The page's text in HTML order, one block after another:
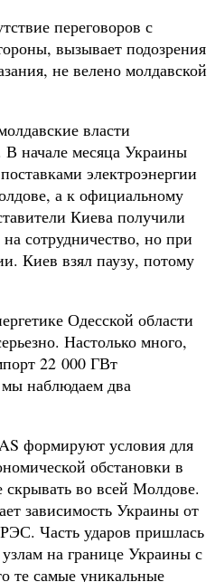
переговоров с
вызывает подозрения
не велено молдавской
власти
В начале месяца Украины
электроэнергии
а к официальному
Киева получили
сотрудничество, но при
Киев взял паузу, потому
Одесской области
Настолько много,
22 000 ГВт
наблюдаем два
формируют условия для
обстановки в
во всей Молдове.
зависимость Украины от
Часть ударов пришлась
на границе Украины с
те самые уникальные